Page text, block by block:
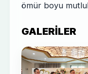
ömür boyu
GALERILER